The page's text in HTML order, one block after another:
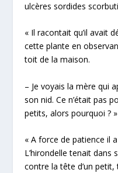
ulcères sordides
« Il racontait qu’il avait
cette plante en
toit de la maison.
– Je voyais la mère qui
son nid. Ce n’était pas
petits, alors pourquoi ? »
« A force de patience il
L’hirondelle tenait
contre la tête d’un